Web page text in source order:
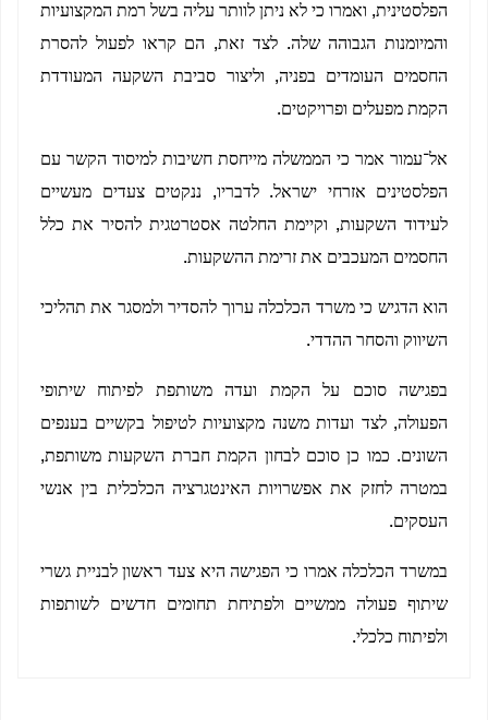
הפלסטינית, ואמרו כי לא ניתן לוותר עליה בשל רמת המקצועיות
והמיומנות הגבוהה שלה. לצד זאת, הם קראו לפעול להסרת
החסמים העומדים בפניה, וליצור סביבת השקעה המעודדת
הקמת מפעלים ופרויקטים.
אל־עמור אמר כי הממשלה מייחסת חשיבות למיסוד הקשר עם
הפלסטינים אזרחי ישראל. לדבריו, ננקטים צעדים מעשיים
לעידוד השקעות, וקיימת החלטה אסטרטגית להסיר את כלל
החסמים המעכבים את זרימת ההשקעות.
הוא הדגיש כי משרד הכלכלה ערוך להסדיר ולמסגר את תהליכי
השיווק והסחר ההדדי.
בפגישה סוכם על הקמת ועדה משותפת לפיתוח שיתופי
הפעולה, לצד ועדות משנה מקצועיות לטיפול בקשיים בענפים
השונים. כמו כן סוכם לבחון הקמת חברת השקעות משותפת,
במטרה לחזק את אפשרויות האינטגרציה הכלכלית בין אנשי
העסקים.
במשרד הכלכלה אמרו כי הפגישה היא צעד ראשון לבניית גשרי
שיתוף פעולה ממשיים ולפתיחת תחומים חדשים לשותפות
ולפיתוח כלכלי.